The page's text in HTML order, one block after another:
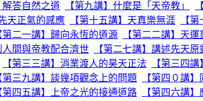
解答自然之道 【第九講】什麼是「天帝教」
天正氣的感應 【第十五講】天真樂無涯 【
第二一講】歸向永恆的道源 【第二二講】天運
間與帝教配合濟世
【第二七講】講述先天原
【第三三講】消業渡人的昊天正法 【第三四
第三九講】談幾項觀念上的問題 【第四０講
第四五講】上帝之光的接通道路 【第四六講